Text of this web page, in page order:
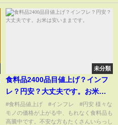
未分類
食料品2400品目値上げ？インフ
レ？円安？大丈夫です。お米は
安いままです。
#食料品値上げ #インフレ #円安 様々な
モノの価格が上がる中、もれなく食料品も
高騰中です。不安な方もたくさんいらっし